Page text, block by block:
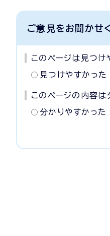
ご意見をお聞かせ
このページは見つけ
見つけやすかった
このページの内容は
分かりやすかった